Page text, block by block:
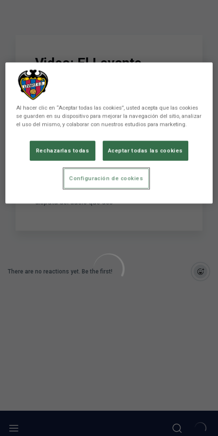
Video: El Levante,
presente en el pregón
de la IXL edición del
Trofeo Colombino
La Casa Colón de Huelva acogió la puesta de
largo de la IXL edición del Trofeo Colombino.
Este prestigioso e histórico torneo, que reúne al
Recreativo de Huelva, Pescara, Olhaenense y
Levante quedará inaugurado esta tarde con la
disputa del duelo que des
There are no reactions yet. Be the first!
Al hacer clic en “Aceptar todas las cookies”, usted acepta que las cookies
se guarden en su dispositivo para mejorar la navegación del sitio, analizar
el uso del mismo, y colaborar con nuestros estudios para marketing.
Rechazarlas todas Aceptar todas las cookies
Configuración de cookies